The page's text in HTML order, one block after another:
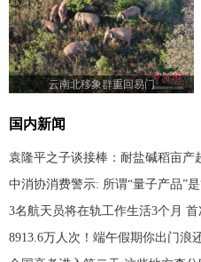
云南北移象群重回易门
国内新闻
袁隆平之子谈接棒：耐盐碱稻亩产
中消协消费警示: 所谓“量子产品”
3名航天员将在轨工作生活3个月
8913.6万人次！端午假期你出门浪